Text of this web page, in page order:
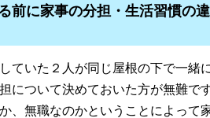
前に家事の分担・生活習慣の
ていた２人が同じ屋根の下で一緒
について決めておいた方が無難で
、無職なのかということによって